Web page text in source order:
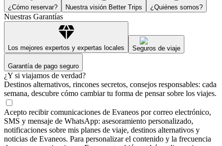
¿Cómo reservar? Nuestra visión Better Trips ¿Quiénes somos?
Nuestras Garantías
Los mejores expertos y expertas locales Seguros de viaje
Garantía de pago seguro
¿Y si viajamos de verdad?
Destinos alternativos, rincones secretos, consejos responsables: cada
semana, descubre cómo cambiar tu forma de pensar sobre los viajes.
Acepto recibir comunicaciones de Evaneos por correo electrónico,
SMS y mensaje de WhatsApp: asesoramiento personalizado,
notificaciones sobre mis planes de viaje, destinos alternativos y
noticias de Evaneos. Para personalizar el contenido y la frecuencia